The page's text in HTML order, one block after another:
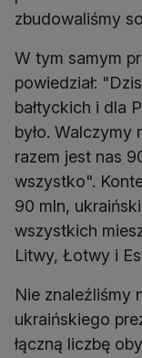
zbudowaliśmy
W tym samym
powiedział:
bałtyckich i dla
było. Walczymy
razem jest nas
wszystko".
90 mln,
wszystkich
Litwy, Łotwy i
Nie znaleźliśmy
ukraińskiego
łączną liczbę